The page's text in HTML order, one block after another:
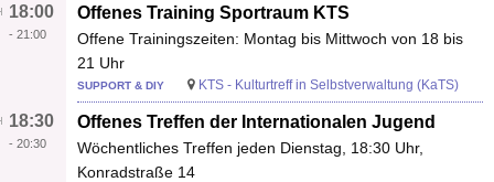
Offenes Training Sportraum KTS
Offene Trainingszeiten: Montag bis Mittwoch von 18 bis
21 Uhr
18:00
- 21:00
SUPPORT & DIY KTS - Kulturtreff in Selbstverwaltung (KaTS)
Offenes Treffen der Internationalen Jugend
Wöchentliches Treffen jeden Dienstag, 18:30 Uhr,
Konradstraße 14
18:30
- 20:30